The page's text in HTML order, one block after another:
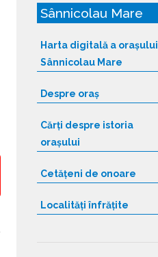
Sânnicolau Mare
Harta digitală a orașului
Sânnicolau Mare
Despre oraș
Cărți despre istoria
orașului
Cetățeni de onoare
Localități înfrățite